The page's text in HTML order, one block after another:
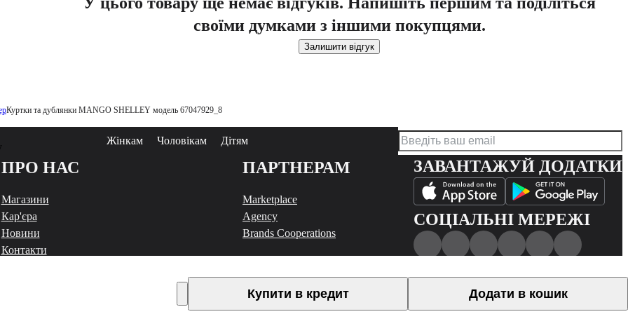
Купити в кредит Додати в кошик
своїми думками з іншими покупцями.
Залишити відгук
Куртки та дублянки MANGO SHELLEY модель 67047929_8
Жінкам Чоловікам Дітям
ПРО НАС
Магазини
Кар'єра
Новини
Контакти
ПАРТНЕРАМ
Marketplace
Agency
Brands Cooperations
ЗАВАНТАЖУЙ ДОДАТКИ
СОЦІАЛЬНІ МЕРЕЖІ